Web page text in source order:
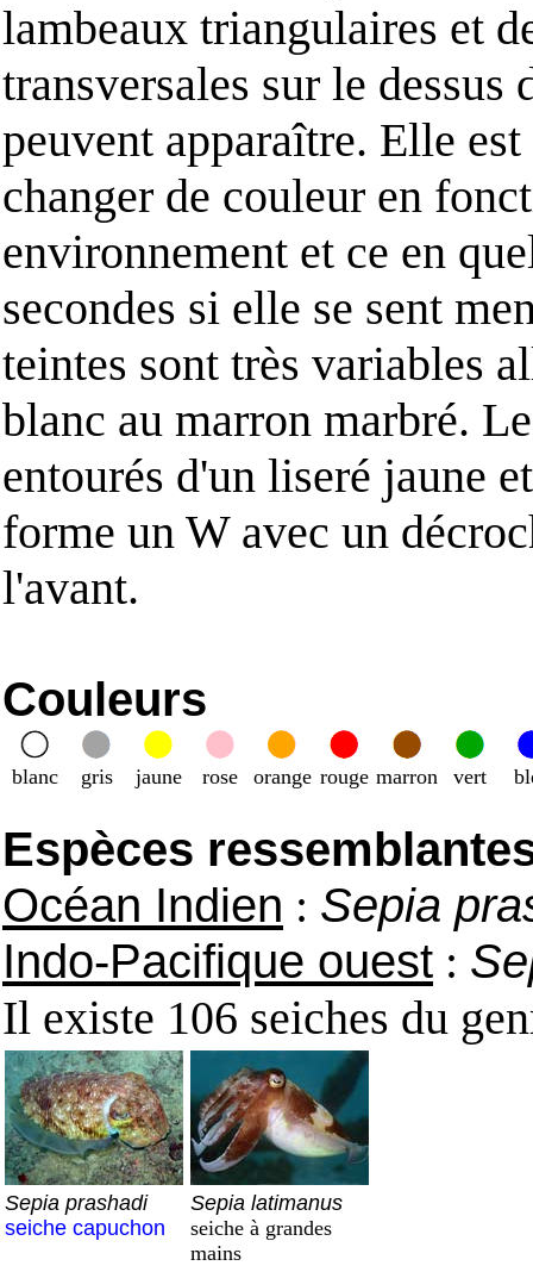
lambeaux triangulaires et
transversales sur le dessus
peuvent apparaître. Elle est
changer de couleur en
environnement et ce en
secondes si elle se sent
teintes sont très variables
blanc au marron marbré.
entourés d'un liseré jaune
forme un W avec un
l'avant.
Couleurs
blanc gris jaune rose orange rouge marron vert
Espèces
Océan Indien : Sepia
Indo-Pacifique ouest :
Il existe 106 seiches du
Sepia prashadi
seiche capuchon
Sepia latimanus
seiche à grandes
mains